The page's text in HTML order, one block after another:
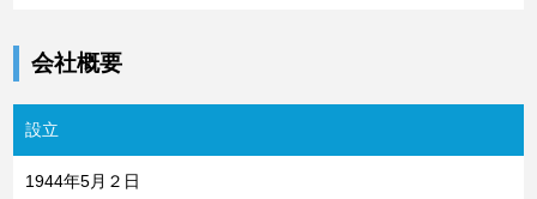
会社概要
設立
1944年5月２日